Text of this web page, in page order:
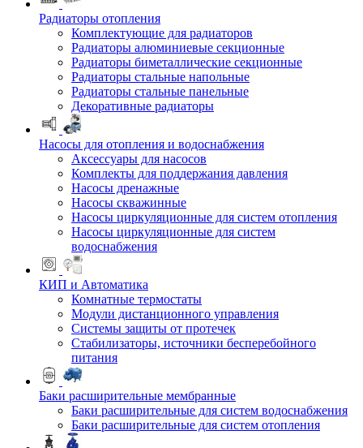
Радиаторы отопления
Комплектующие для радиаторов
Радиаторы алюминиевые секционные
Радиаторы биметаллические секционные
Радиаторы стальные напольные
Радиаторы стальные панельные
Декоративные радиаторы
Насосы для отопления и водоснабжения
Аксессуары для насосов
Комплекты для поддержания давления
Насосы дренажные
Насосы скважинные
Насосы циркуляционные для систем отопления
Насосы циркуляционные для систем
водоснабжения
КИП и Автоматика
Комнатные термостаты
Модули дистанционного управления
Системы защиты от протечек
Стабилизаторы, источники бесперебойного
питания
Баки расширительные мембранные
Баки расширительные для систем водоснабжения
Баки расширительные для систем отопления